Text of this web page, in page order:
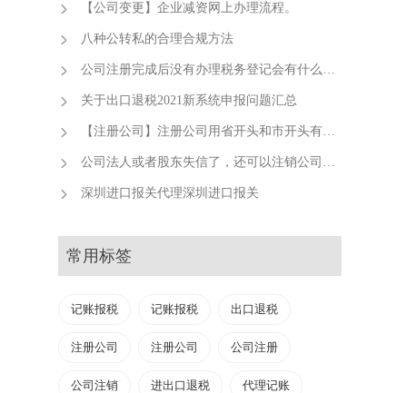
【公司变更】企业减资网上办理流程。
八种公转私的合理合规方法
公司注册完成后没有办理税务登记会有什么后果？
关于出口退税2021新系统申报问题汇总
【注册公司】注册公司用省开头和市开头有什么不同？
公司法人或者股东失信了，还可以注销公司吗？
深圳进口报关代理深圳进口报关
常用标签
记账报税 记账报税 出口退税
注册公司 注册公司 公司注册
公司注销 进出口退税 代理记账